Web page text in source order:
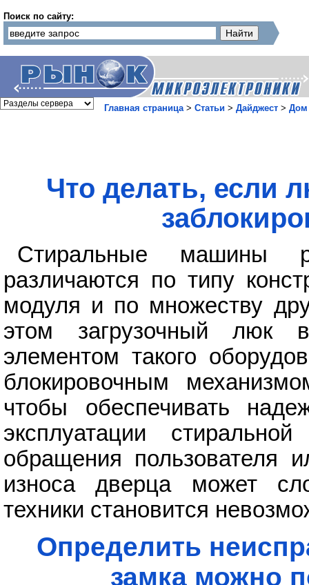
Поиск по сайту:
Главная страница> Статьи > Дайджест > Дом
Что делать, если
Стиральные машины
различаются по типу
модуля и по множеству
этом загрузочный люк
элементом такого
блокировочным
чтобы обеспечивать
эксплуатации
обращения пользователя
износа дверца может
техники становится
Определить
замка можно